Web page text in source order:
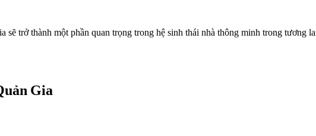
sẽ trở thành một phần quan trọng trong hệ sinh thái nhà thông minh trong
Gia